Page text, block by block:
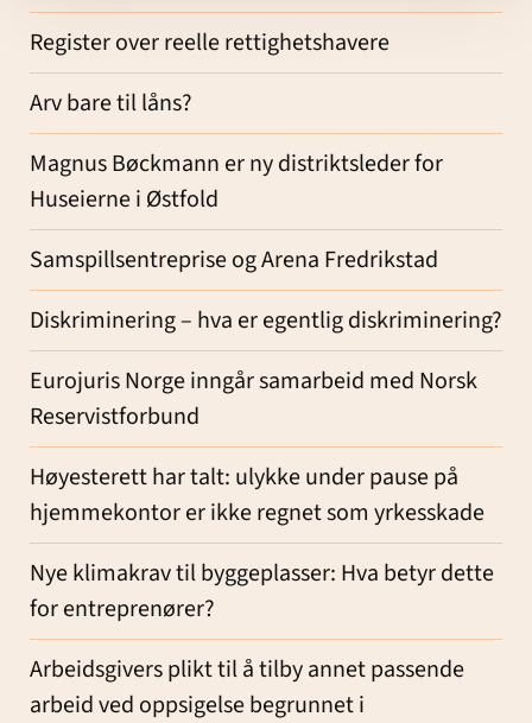
Register over reelle rettighetshavere
Arv bare til låns?
Magnus Bøckmann er ny distriktsleder for
Huseierne i Østfold
Samspillsentreprise og Arena Fredrikstad
Diskriminering – hva er egentlig diskriminering?
Eurojuris Norge inngår samarbeid med Norsk
Reservistforbund
Høyesterett har talt: ulykke under pause på
hjemmekontor er ikke regnet som yrkesskade
Nye klimakrav til byggeplasser: Hva betyr dette
for entreprenører?
Arbeidsgivers plikt til å tilby annet passende
arbeid ved oppsigelse begrunnet i